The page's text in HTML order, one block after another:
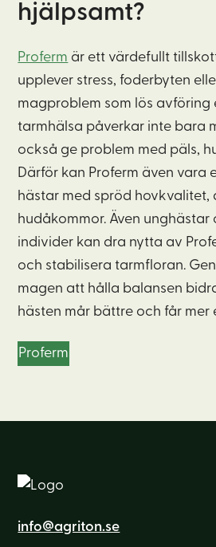
hjälpsamt?
Proferm är ett värdefullt
upplever stress, foderbyten
magproblem som lös avföring
tarmhälsa påverkar inte bara
också ge problem med päls,
Därför kan Proferm även vara
hästar med spröd hovkvalitet,
hudåkommor. Även unghästar
individer kan dra nytta av
och stabilisera tarmfloran.
magen att hålla balansen
hästen mår bättre och får mer
Proferm
info@agriton.se